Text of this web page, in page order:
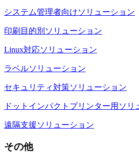
システム管理者向けソリューション
印刷目的別ソリューション
Linux対応ソリューション
ラベルソリューション
セキュリティ対策ソリューション
ドットインパクトプリンター用ソリ
遠隔支援ソリューション
その他